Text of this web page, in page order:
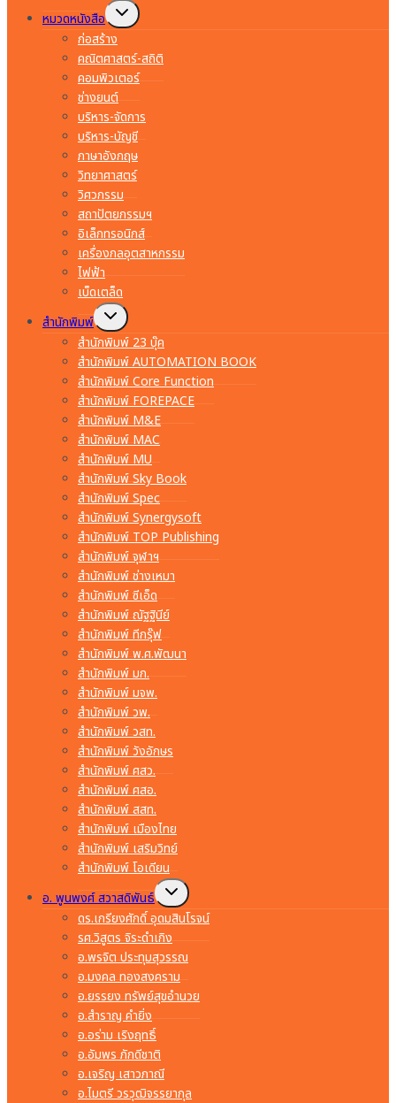
หมวดหนังสือ
Toggle
child
menu
ก่อสร้าง
คณิตศาสตร์-สถิติ
คอมพิวเตอร์
ช่างยนต์
บริหาร-จัดการ
บริหาร-บัญชี
ภาษาอังกฤษ
วิทยาศาสตร์
วิศวกรรม
สถาปัตยกรรมฯ
อิเล็กทรอนิกส์
เครื่องกลอุตสาหกรรม
ไฟฟ้า
เบ็ดเตล็ด
สำนักพิมพ์
Toggle
child
menu
สำนักพิมพ์ 23 บุ๊ค
สำนักพิมพ์ AUTOMATION BOOK
สำนักพิมพ์ Core Function
สำนักพิมพ์ FOREPACE
สำนักพิมพ์ M&E
สำนักพิมพ์ MAC
สำนักพิมพ์ MU
สำนักพิมพ์ Sky Book
สำนักพิมพ์ Spec
สำนักพิมพ์ Synergysoft
สำนักพิมพ์ TOP Publishing
สำนักพิมพ์ จุฬาฯ
สำนักพิมพ์ ช่างเหมา
สำนักพิมพ์ ซีเอ็ด
สำนักพิมพ์ ณัฐฐินีย์
สำนักพิมพ์ ทีกรุ๊ฟ
สำนักพิมพ์ พ.ศ.พัฒนา
สำนักพิมพ์ มก.
สำนักพิมพ์ มจพ.
สำนักพิมพ์ วพ.
สำนักพิมพ์ วสท.
สำนักพิมพ์ วังอักษร
สำนักพิมพ์ ศสว.
สำนักพิมพ์ ศสอ.
สำนักพิมพ์ สสท.
สำนักพิมพ์ เมืองไทย
สำนักพิมพ์ เสริมวิทย์
สำนักพิมพ์ โอเดียน
อ. พูนพงศ์ สวาสดิพันธ์
Toggle
child
menu
ดร.เกรียงศักดิ์ อุดมสินโรจน์
รศ.วิสูตร จิระดำเกิง
อ.พรจิต ประทุมสุวรรณ
อ.มงคล ทองสงคราม
อ.ยรรยง ทรัพย์สุขอำนวย
อ.สำราญ คำยิ่ง
อ.อร่าม เริงฤทธิ์
อ.อัมพร ภักดีชาติ
อ.เจริญ เสาวภาณี
อ.ไมตรี วรวุฒิจรรยากุล